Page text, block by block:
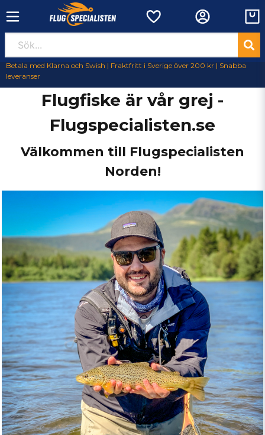
Betala med Klarna och Swish | Fraktfritt i Sverige över 200 kr | Snabba
leveranser
Flugfiske är vår grej -
Flugspecialisten.se
Välkommen till Flugspecialisten
Norden!